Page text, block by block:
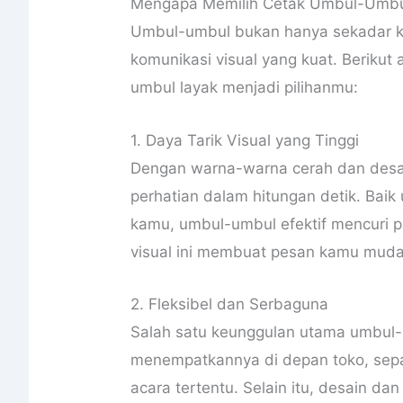
Mengapa Memilih Cetak Umbul-
Umbul-umbul bukan hanya sekadar
komunikasi visual yang kuat.
umbul layak menjadi pilihanmu:
1. Daya Tarik Visual yang Tinggi
Dengan warna-warna cerah dan
perhatian dalam hitungan detik.
kamu, umbul-umbul efektif mencuri
visual ini membuat pesan kamu
2. Fleksibel dan Serbaguna
Salah satu keunggulan utama
menempatkannya di depan toko,
acara tertentu. Selain itu, desain